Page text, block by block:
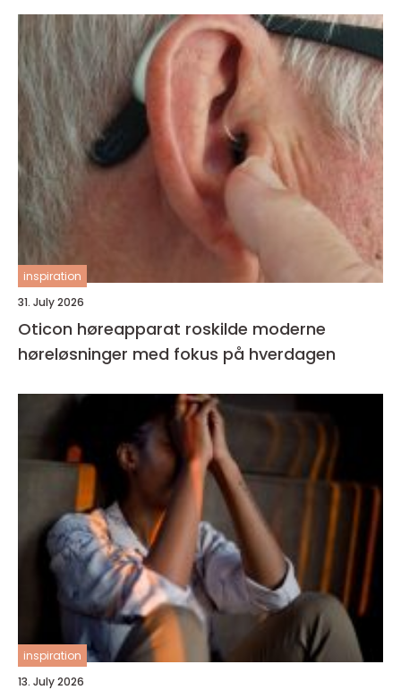
inspiration
31. July 2026
Oticon høreapparat roskilde moderne
høreløsninger med fokus på hverdagen
inspiration
13. July 2026